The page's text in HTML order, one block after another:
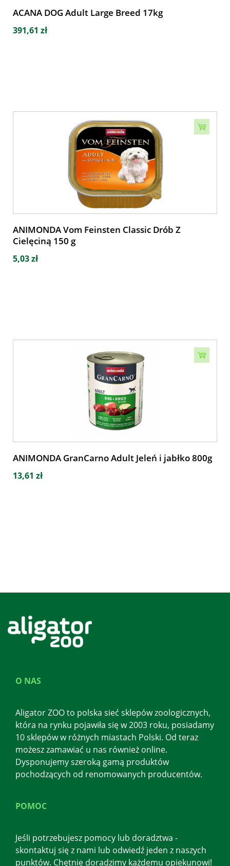
ACANA DOG Adult Large Breed 17kg
391,61 zł
ANIMONDA Vom Feinsten Classic Drób Z
Cielęciną 150 g
5,03 zł
ANIMONDA GranCarno Adult Jeleń i jabłko 800g
13,61 zł
O NAS
Aligator ZOO to polska sieć sklepów zoologicznych,
która na rynku pojawiła się w 2003 roku, posiadamy
10 sklepów w różnych miastach Polski. Od teraz
możesz zamawiać u nas również online.
Dysponujemy szeroką gamą produktów
pochodzących od renomowanych producentów.
POMOC
Jeśli potrzebujesz pomocy lub doradztwa -
skontaktuj się z nami lub odwiedź jeden z naszych
punktów. Chętnie doradzimy każdemu opiekunowi!